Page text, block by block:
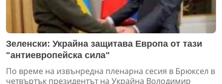
Зеленски: Украйна защитава Европа от тази
"антиевропейска сила"
По време на извънредна пленарна сесия в Брюксел в
четвъртък президентът на Украйна Володимир